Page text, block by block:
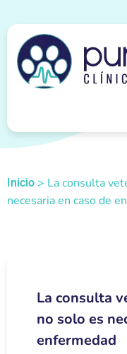
Inicio > La consulta
necesaria en caso de
La consulta
no solo es
enfermedad